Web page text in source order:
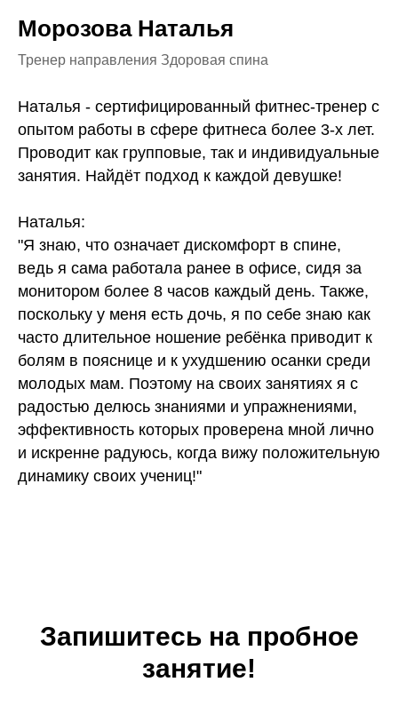
Морозова Наталья
Тренер направления Здоровая спина
Наталья - сертифицированный фитнес-тренер с
опытом работы в сфере фитнеса более 3-х лет.
Проводит как групповые, так и индивидуальные
занятия. Найдёт подход к каждой девушке!
Наталья:
"Я знаю, что означает дискомфорт в спине,
ведь я сама работала ранее в офисе, сидя за
монитором более 8 часов каждый день. Также,
поскольку у меня есть дочь, я по себе знаю как
часто длительное ношение ребёнка приводит к
болям в пояснице и к ухудшению осанки среди
молодых мам. Поэтому на своих занятиях я с
радостью делюсь знаниями и упражнениями,
эффективность которых проверена мной лично
и искренне радуюсь, когда вижу положительную
динамику своих учениц!"
Запишитесь на пробное
занятие!